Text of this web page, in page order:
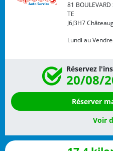
81 BOULEVARD
TE
J6J3H7
Lundi au
Réservez
20/08/
Réserver
Voir